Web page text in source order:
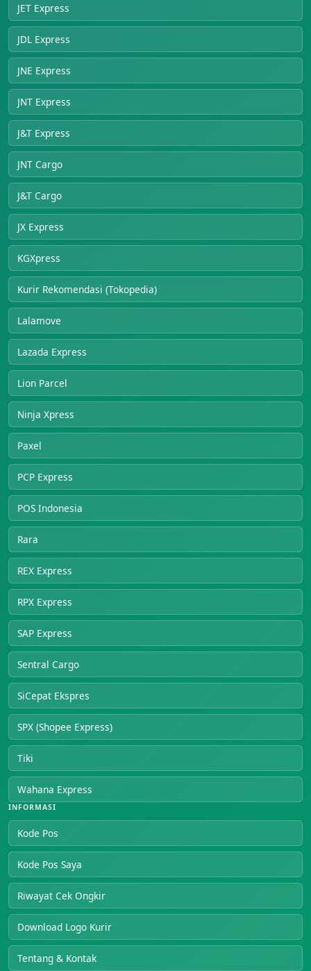
JET Express
JDL Express
JNE Express
JNT Express
J&T Express
JNT Cargo
J&T Cargo
JX Express
KGXpress
Kurir Rekomendasi (Tokopedia)
Lalamove
Lazada Express
Lion Parcel
Ninja Xpress
Paxel
PCP Express
POS Indonesia
Rara
REX Express
RPX Express
SAP Express
Sentral Cargo
SiCepat Ekspres
SPX (Shopee Express)
Tiki
Wahana Express
INFORMASI
Kode Pos
Kode Pos Saya
Riwayat Cek Ongkir
Download Logo Kurir
Tentang & Kontak